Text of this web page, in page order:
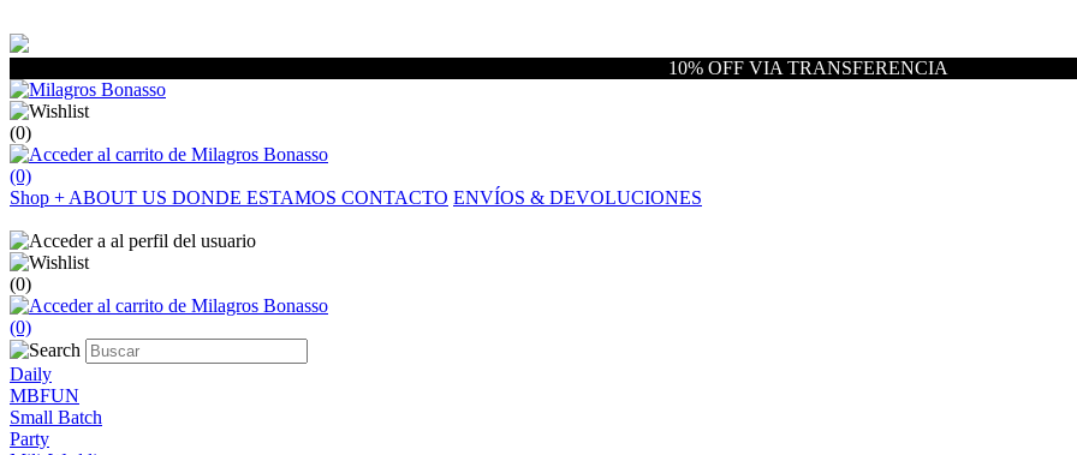
10% OFF VIA TRANSFERENCIA
(0)
(0)
Shop + ABOUT US DONDE ESTAMOS CONTACTO ENVÍOS & DEVOLUCIONES
(0)
(0)
Daily
MBFUN
Small Batch
Party